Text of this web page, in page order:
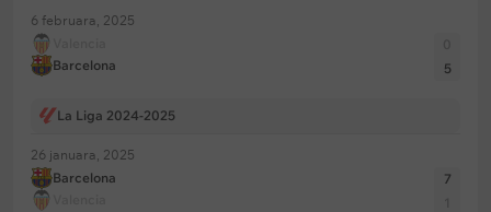
6 februara, 2025
Barcelona
5
La Liga 2024-2025
26 januara, 2025
Barcelona
7